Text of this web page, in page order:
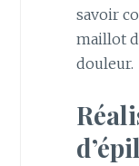
savoir
maillot
douleur.